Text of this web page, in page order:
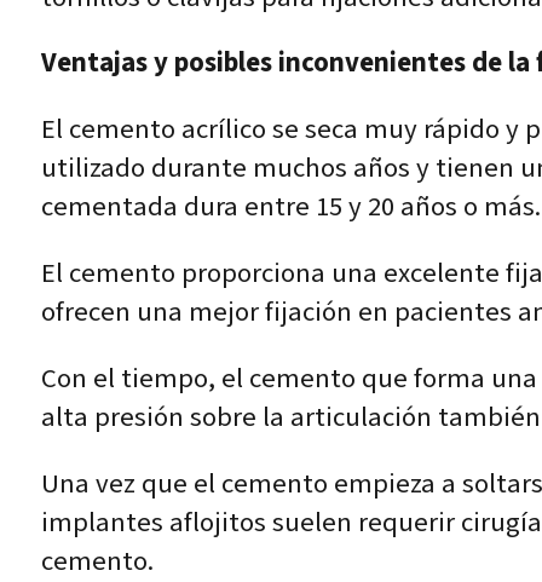
Ventajas y posibles inconvenientes de
El cemento acrílico se seca muy rápido
utilizado durante muchos años y tienen
cementada dura entre 15 y 20 años o más.
El cemento proporciona una excelente
ofrecen una mejor fijación en pacientes
Con el tiempo, el cemento que forma
alta presión sobre la articulación
Una vez que el cemento empieza a
implantes aflojitos suelen requerir
cemento.